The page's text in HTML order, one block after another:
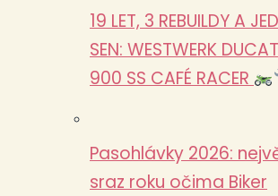
19 LET, 3 REBUILDY A
SEN: WESTWERK
900 SS CAFÉ RACER
Pasohlávky 2026:
sraz roku očima Biker